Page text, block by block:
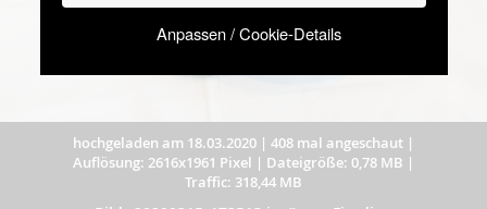
Anpassen / Cookie-Details
hochgeladen am 18.03.2020 | 408 mal angeschaut |
Auflösung: 2616x1961 Pixel | Dateigröße: 0,78 MB |
Traffic: 318,44 MB